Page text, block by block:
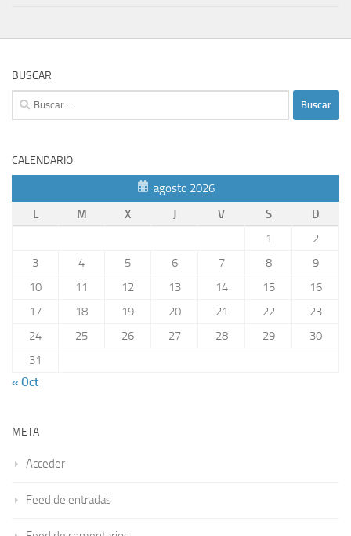
BUSCAR
Buscar:
CALENDARIO
agosto 2026
L
M X J V S
D
1
2
3
4 5 6 7 8
9
10
11 12 13 14 15
16
17
18 19 20 21 22
23
24
25 26 27 28 29
30
31
« Oct
META
Acceder
Feed de entradas